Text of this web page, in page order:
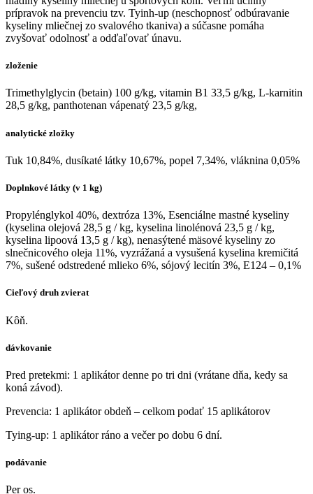
prípravok na prevenciu tzv. Tyinh-up (neschopnosť odbúravanie
kyseliny mliečnej zo svalového tkaniva) a súčasne pomáha
zvyšovať odolnosť a odďaľovať únavu.
zloženie
Trimethylglycin (betain) 100 g/kg, vitamin B1 33,5 g/kg, L-karnitin
28,5 g/kg, panthotenan vápenatý 23,5 g/kg,
analytické zložky
Tuk 10,84%, dusíkaté látky 10,67%, popel 7,34%, vláknina 0,05%
Doplnkové látky (v 1 kg)
Propylénglykol 40%, dextróza 13%, Esenciálne mastné kyseliny
(kyselina olejová 28,5 g / kg, kyselina linolénová 23,5 g / kg,
kyselina lipoová 13,5 g / kg), nenasýtené mäsové kyseliny zo
slnečnicového oleja 11%, vyzrážaná a vysušená kyselina kremičitá
7%, sušené odstredené mlieko 6%, sójový lecitín 3%, E124 – 0,1%
Cieľový druh zvierat
Kôň.
dávkovanie
Pred pretekmi: 1 aplikátor denne po tri dni (vrátane dňa, kedy sa
koná závod).
Prevencia: 1 aplikátor obdeň – celkom podať 15 aplikátorov
Tying-up: 1 aplikátor ráno a večer po dobu 6 dní.
podávanie
Per os.